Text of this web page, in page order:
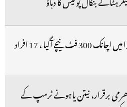
ایئر انڈیا کا طیارہ ہوا میں اچانک 300 فٹ نیچے آگیا ، 17 افراد
برقرار، نیتن یاہونے ٹرمپ کے